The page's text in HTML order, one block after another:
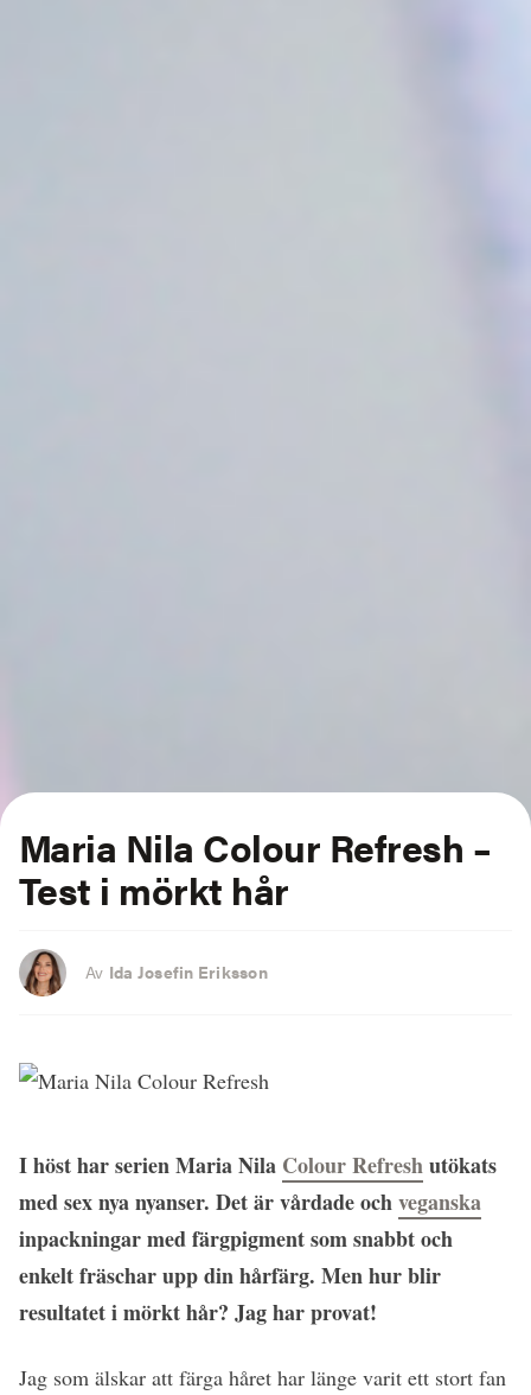
Maria Nila Colour Refresh –
Test i mörkt hår
Av Ida Josefin Eriksson
I höst har serien Maria Nila Colour Refreshutökats
med sex nya nyanser. Det är vårdade ochveganska
inpackningar med färgpigment som snabbt och
enkelt fräschar upp din hårfärg. Men hur blir
resultatet i mörkt hår? Jag har provat!
Jag som älskar att färga håret har länge varit ett stort fan